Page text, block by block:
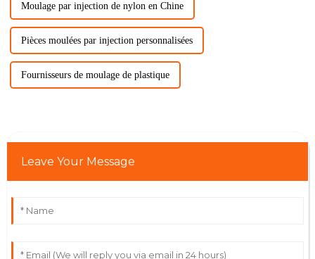
Moulage par injection de nylon en Chine
Pièces moulées par injection personnalisées
Fournisseurs de moulage de plastique
Leave Your Message